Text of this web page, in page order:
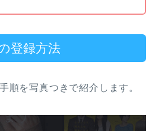
登録方法
順を写真つきで紹介します。